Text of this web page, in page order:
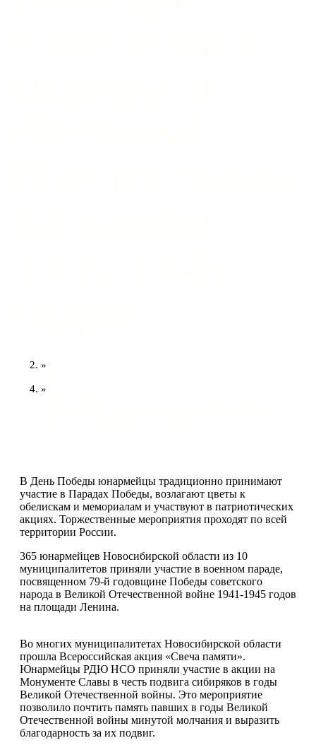
»
»
В День Победы юнармейцы традиционно принимают
участие в Парадах Победы, возлагают цветы к
обелискам и мемориалам и участвуют в патриотических
акциях. Торжественные мероприятия проходят по всей
территории России.
365 юнармейцев Новосибирской области из 10
муниципалитетов приняли участие в военном параде,
посвященном 79-й годовщине Победы советского
народа в Великой Отечественной войне 1941-1945 годов
на площади Ленина.
Во многих муниципалитетах Новосибирской области
прошла Всероссийская акция «Свеча памяти».
Юнармейцы РДЮ НСО приняли участие в акции на
Монументе Славы в честь подвига сибиряков в годы
Великой Отечественной войны. Это мероприятие
позволило почтить память павших в годы Великой
Отечественной войны минутой молчания и выразить
благодарность за их подвиг.